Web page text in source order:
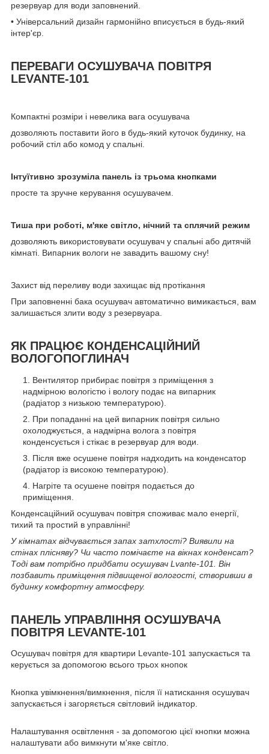
резервуар для води заповнений.
• Універсальний дизайн гармонійно вписується в будь-який
інтер'єр.
ПЕРЕВАГИ ОСУШУВАЧА ПОВІТРЯ
LEVANTE-101
Компактні розміри і невелика вага осушувача
дозволяють поставити його в будь-який куточок будинку, на
робочий стіл або комод у спальні.
Інтуїтивно зрозуміла панель із трьома кнопками
просте та зручне керування осушувачем.
Тиша при роботі, м'яке світло, нічний та сплячий режим
дозволяють використовувати осушувач у спальні або дитячій
кімнаті. Випарник вологи не завадить вашому сну!
Захист від переливу води захищає від протікання
При заповненні бака осушувач автоматично вимикається, вам
залишається злити воду з резервуара.
ЯК ПРАЦЮЄ КОНДЕНСАЦІЙНИЙ
ВОЛОГОПОГЛИНАЧ
Вентилятор прибирає повітря з приміщення з
надмірною вологістю і вологу подає на випарник
(радіатор з низькою температурою).
При попаданні на цей випарник повітря сильно
охолоджується, а надмірна волога з повітря
конденсується і стікає в резервуар для води.
Після вже осушене повітря надходить на конденсатор
(радіатор із високою температурою).
Нагріте та осушене повітря подається до
приміщення.
Конденсаційний осушувач повітря споживає мало енергії,
тихий та простий в управлінні!
У кімнатах відчувається запах затхлості? Виявили на
стінах плісняву? Чи часто помічаєте на вікнах конденсат?
Тоді вам потрібно придбати осушувач Lvante-101. Він
позбавить приміщення підвищеної вологості, створивши в
будинку комфортну атмосферу.
ПАНЕЛЬ УПРАВЛІННЯ ОСУШУВАЧА
ПОВІТРЯ LEVANTE-101
Осушувач повітря для квартири Levante-101 запускається та
керується за допомогою всього трьох кнопок
Кнопка увімкнення/вимкнення, після її натискання осушувач
запускається і загоряється світловий індикатор.
Налаштування освітлення - за допомогою цієї кнопки можна
налаштувати або вимкнути м'яке світло.